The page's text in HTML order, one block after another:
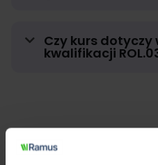
Czy kurs dotyczy
kwalifikacji